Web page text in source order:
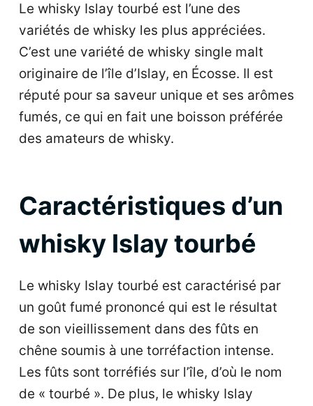
Le whisky Islay tourbé est l’une des
variétés de whisky les plus appréciées.
C’est une variété de whisky single malt
originaire de l’île d’Islay, en Écosse. Il est
réputé pour sa saveur unique et ses arômes
fumés, ce qui en fait une boisson préférée
des amateurs de whisky.
Caractéristiques d’un
whisky Islay tourbé
Le whisky Islay tourbé est caractérisé par
un goût fumé prononcé qui est le résultat
de son vieillissement dans des fûts en
chêne soumis à une torréfaction intense.
Les fûts sont torréfiés sur l’île, d’où le nom
de « tourbé ». De plus, le whisky Islay